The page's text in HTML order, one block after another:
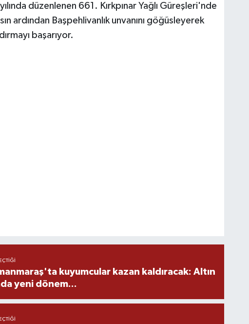
düzenlenen 661. Kırkpınar Yağlı Güreşleri'nde
ardından Başpehlivanlık unvanını göğüsleyerek
başarıyor.
kuyumcular kazan kaldıracak: Altın
yeni dönem...